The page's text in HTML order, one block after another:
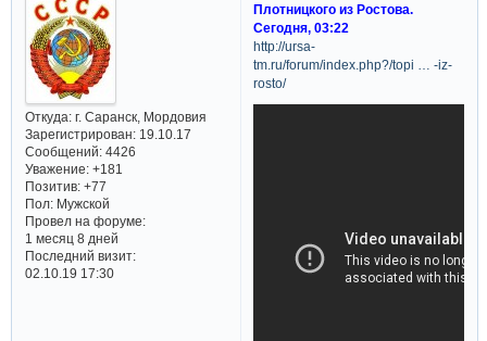
Откуда:г. Саранск, Мордовия
Зарегистрирован: 19.10.17
Сообщений:4426
Уважение: +181
Позитив: +77
Пол:Мужской
Провел на форуме:
1 месяц 8 дней
Последний визит:
02.10.19 17:30
Плотницкого из Ростова.
Сегодня, 03:22
http://ursa-
tm.ru/forum/index.php?/topi … -iz-
rosto/